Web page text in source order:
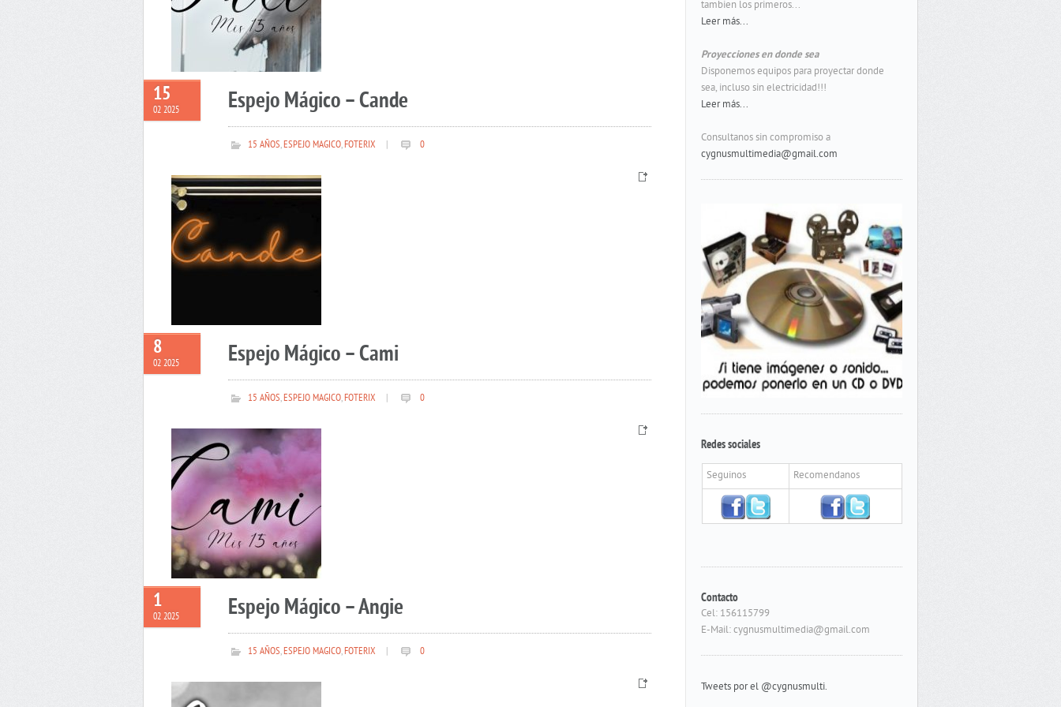
15
02 2025 Espejo Mágico – Cande
15 AÑOS,ESPEJO MAGICO,FOTERIX 0
8
02 2025 Espejo Mágico – Cami
15 AÑOS,ESPEJO MAGICO,FOTERIX 0
1
02 2025 Espejo Mágico – Angie
15 AÑOS,ESPEJO MAGICO,FOTERIX 0
tambien los primeros...
Leer más...
Proyecciones en donde sea
Disponemos equipos para proyectar donde
sea, incluso sin electricidad!!!
Leer más...
Consultanos sin compromiso a
cygnusmultimedia@gmail.com
Redes sociales
Seguinos
Contacto
E-Mail: cygnusmultimedia@gmail.com
Tweets por el @cygnusmulti.